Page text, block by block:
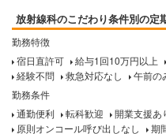
放射線科のこだわり条件別の定
勤務特徴
宿日直許可
給与1回10万円以上
経験不問
救急対応なし 午前の
勤務条件
通勤便利
転科歓迎 開業支援あ
原則オンコール呼び出しなし
期